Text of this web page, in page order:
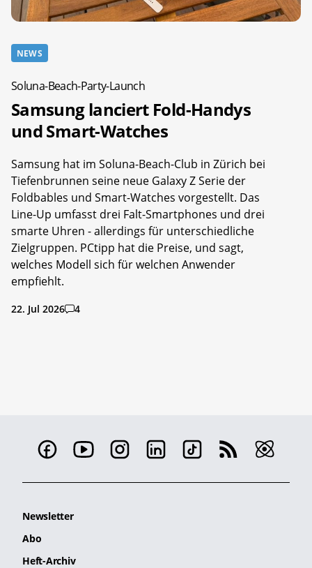
NEWS
Soluna-Beach-Party-Launch
Samsung lanciert Fold-Handys
und Smart-Watches
Samsung hat im Soluna-Beach-Club in Zürich bei
Tiefenbrunnen seine neue Galaxy Z Serie der
Foldbables und Smart-Watches vorgestellt. Das
Line-Up umfasst drei Falt-Smartphones und drei
smarte Uhren - allerdings für unterschiedliche
Zielgruppen. PCtipp hat die Preise, und sagt,
welches Modell sich für welchen Anwender
empfiehlt.
22. Jul 2026 4
Newsletter
Abo
Heft-Archiv